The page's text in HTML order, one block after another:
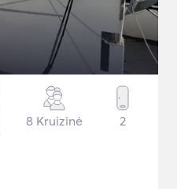
8 Kruizinė 2